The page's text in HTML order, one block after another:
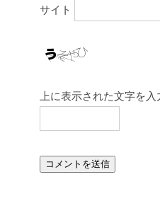
サイト
上に表示された文字を入